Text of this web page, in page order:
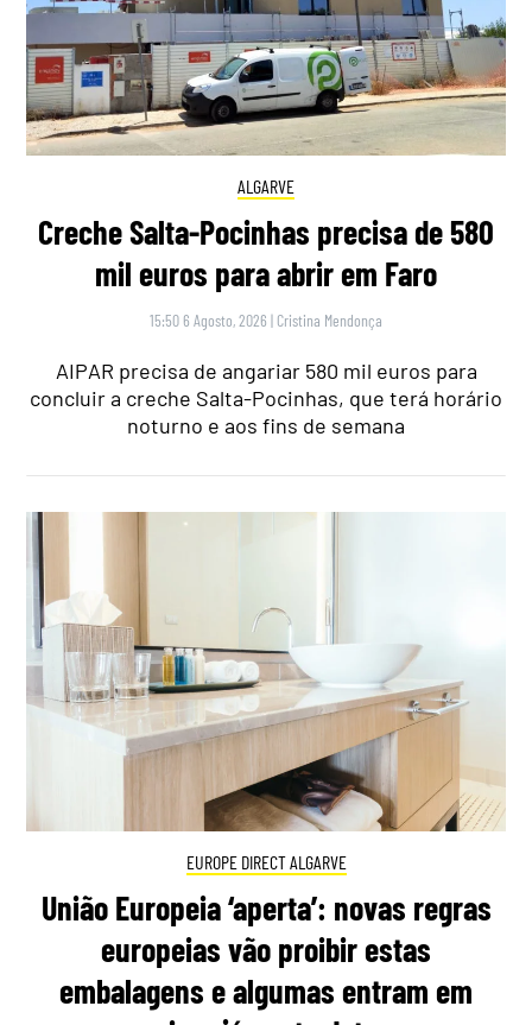
ALGARVE
Creche Salta-Pocinhas precisa de 580
mil euros para abrir em Faro
15:50 6 Agosto, 2026 | Cristina Mendonça
AIPAR precisa de angariar 580 mil euros para
concluir a creche Salta-Pocinhas, que terá horário
noturno e aos fins de semana
EUROPE DIRECT ALGARVE
União Europeia ‘aperta’: novas regras
europeias vão proibir estas
embalagens e algumas entram em